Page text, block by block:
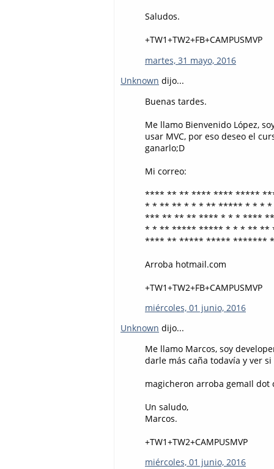
Saludos.
+TW1+TW2+FB+CAMPUSMVP
martes, 31 mayo, 2016
Unknown dijo...
Buenas tardes.
Me llamo Bienvenido López,
usar MVC, por eso deseo el
ganarlo;D
Mi correo:
**** ** ** **** **** *****
* * ** ** * * * ** ***** * * * *
*** ** ** ** **** * * * ****
* * ** ***** ***** * * * ** **
**** ** ***** ***** *******
Arroba hotmail.com
+TW1+TW2+FB+CAMPUSMVP
miércoles, 01 junio, 2016
Unknown dijo...
Me llamo Marcos, soy
darle más caña todavía y ver
magicheron arroba gemaIl dot
Un saludo,
Marcos.
+TW1+TW2+CAMPUSMVP
miércoles, 01 junio, 2016